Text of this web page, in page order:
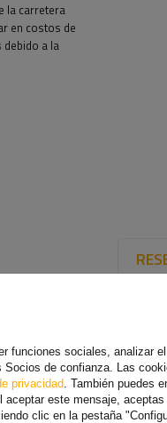
la carretera
en costos de
a la
funciones sociales, analizar
de confianza. Las
privacidad. También puedes
aceptar este mensaje,
clic en la pestaña